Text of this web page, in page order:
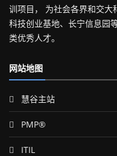
训项目， 为社会各界和交大
科技创业基地、长宁信息园
类优秀人才。
网站地图
慧谷主站
PMP®
ITIL